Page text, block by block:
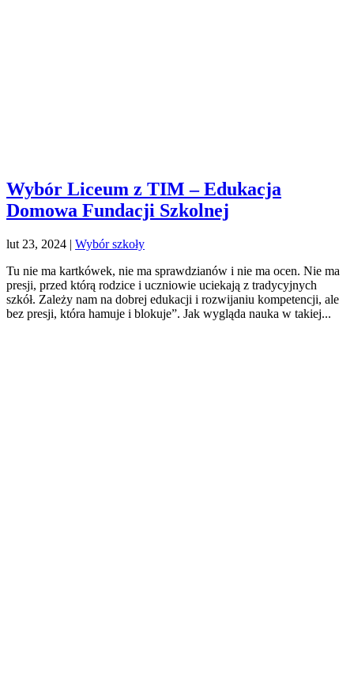
Wybór Liceum z TIM – Edukacja
Domowa Fundacji Szkolnej
lut 23, 2024 | Wybór szkoły
Tu nie ma kartkówek, nie ma sprawdzianów i nie ma ocen. Nie ma
presji, przed którą rodzice i uczniowie uciekają z tradycyjnych
szkół. Zależy nam na dobrej edukacji i rozwijaniu kompetencji, ale
bez presji, która hamuje i blokuje”. Jak wygląda nauka w takiej...